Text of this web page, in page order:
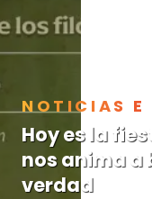
NOTICIAS E
Hoy es la
nos anima a
verdad